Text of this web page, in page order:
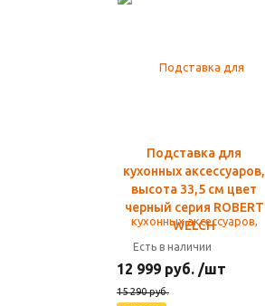
Подставка для
кухонных аксессуаров,
высота 33,5 см цвет
черный серия ROBERT
WELCH
Есть в наличии
12 999 руб. /шт
15 290 руб.